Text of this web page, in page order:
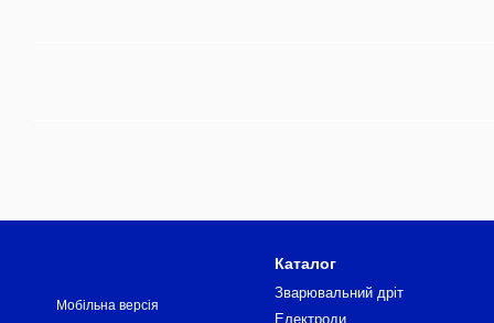
Мобільна версія
Каталог
Зварювальний дріт
Електроди